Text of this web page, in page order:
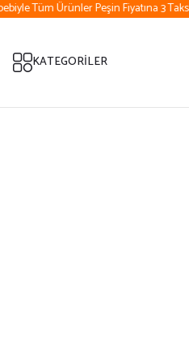
Tüm Ürünler Peşin Fiyatına 3 Taksit!
KATEGORİLER